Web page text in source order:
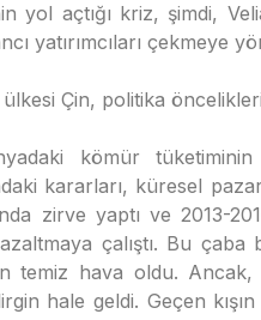
yol açtığı kriz, şimdi,
yatırımcıları çekmeye
Çin, politika
kömür tüketiminin
kararları, küresel
zirve yaptı ve 2013-
çalıştı. Bu çaba
temiz hava oldu. Ancak,
hale geldi. Geçen